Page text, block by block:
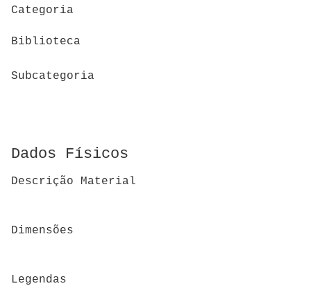
Categoria
Biblioteca
Subcategoria
Dados Físicos
Descrição Material
Dimensões
Legendas